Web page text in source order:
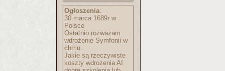
Ogłoszenia:
30 marca 1689r w
Polsce
Ostatnio rozważam
wdrożenie Symfonii w
chmu..
Jakie są rzeczywiste
koszty wdrożenia AI